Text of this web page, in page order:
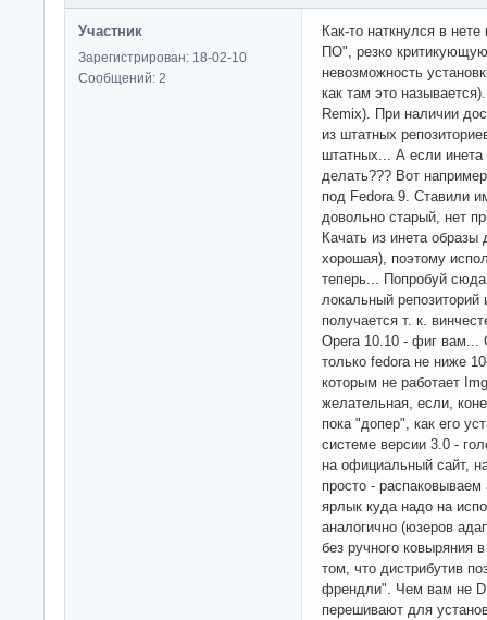
Участник
Зарегистрирован: 18-02-10
Сообщений: 2
Как-то наткнулся в
ПО", резко
невозможность
как там это
Remix). При наличии
из штатных
штатных... А если
делать??? Вот
под Fedora 9. Ставили
довольно старый, нет
Качать из инета образы
хорошая), поэтому
теперь... Попробуй
локальный репозиторий
получается т. к.
Opera 10.10 - фиг вам...
только fedora не ниже
которым не работает
желательная, если,
пока "допер", как его
системе версии 3.0 -
на официальный сайт,
просто -
ярлык куда надо на
аналогично (юзеров
без ручного ковыряния
том, что дистрибутив
френдли". Чем вам не
перешивают для